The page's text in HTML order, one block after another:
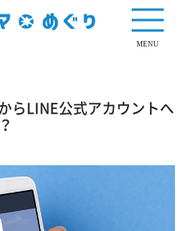
MENU
らLINE公式アカウントへ